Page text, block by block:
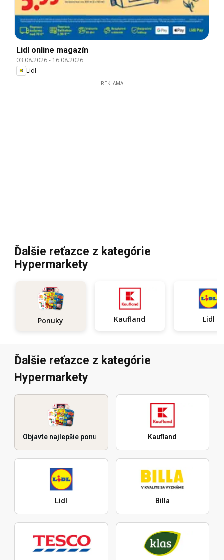
Lidl online magazín
03.08.2026- 16.08.2026
Lidl
REKLAMA
Ďalšie reťazce z kategórie
Hypermarkety
Ponuky Kaufland Lidl
Ďalšie reťazce z kategórie
Hypermarkety
Objavte najlepšie ponuky Kaufland
Lidl Billa